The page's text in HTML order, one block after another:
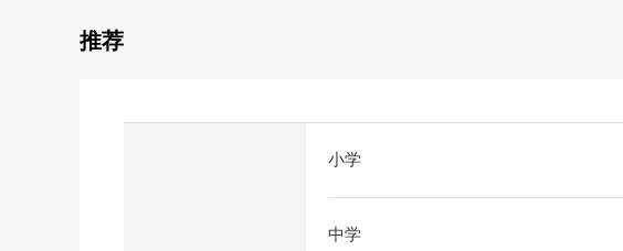
推荐
小学
中学